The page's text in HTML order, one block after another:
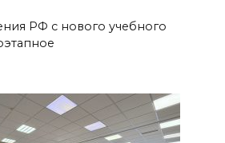
РФ с нового учебного